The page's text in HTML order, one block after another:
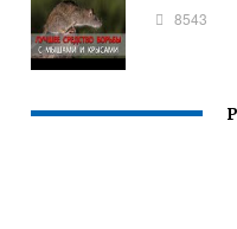
8543